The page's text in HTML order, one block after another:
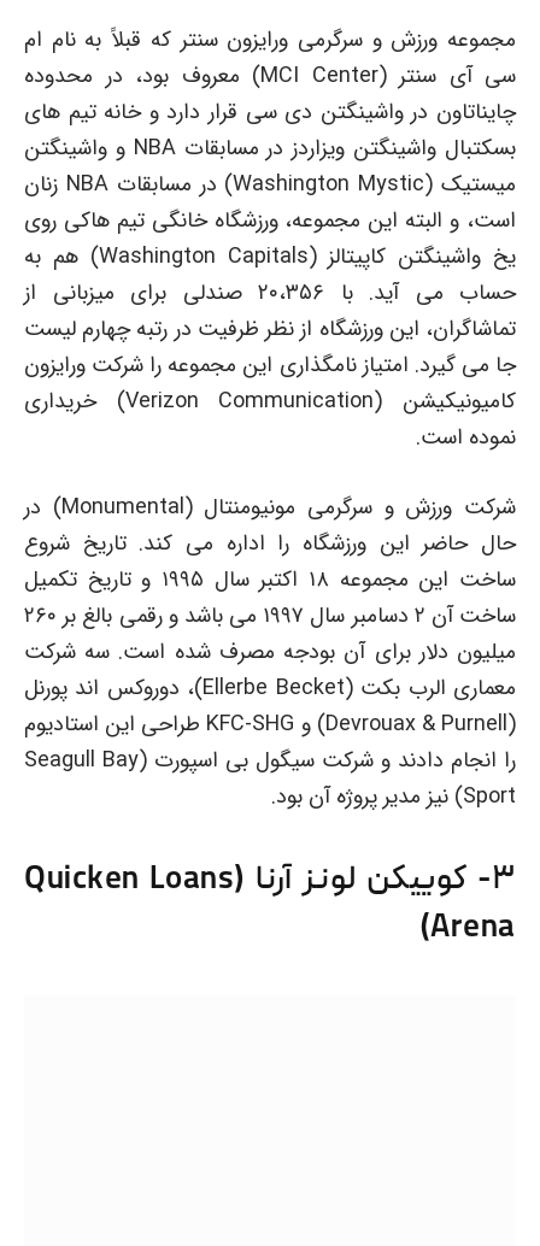
مجموعه ورزش و سرگرمی ورایزون سنتر که قبلاً به نام ام
سی آی سنتر (MCI Center) معروف بود، در محدوده
چایناتاون در واشینگتن دی سی قرار دارد و خانه تیم های
بسکتبال واشینگتن ویزاردز در مسابقات NBA و واشینگتن
میستیک (Washington Mystic) در مسابقات NBA زنان
است، و البته این مجموعه، ورزشگاه خانگی تیم هاکی روی
یخ واشینگتن کاپیتالز (Washington Capitals) هم به
حساب می آید. با ۲۰،۳۵۶ صندلی برای میزبانی از
تماشاگران، این ورزشگاه از نظر ظرفیت در رتبه چهارم لیست
جا می گیرد. امتیاز نامگذاری این مجموعه را شرکت ورایزون
کامیونیکیشن (Verizon Communication) خریداری
نموده است.
شرکت ورزش و سرگرمی مونیومنتال (Monumental) در
حال حاضر این ورزشگاه را اداره می کند. تاریخ شروع
ساخت این مجموعه ۱۸ اکتبر سال ۱۹۹۵ و تاریخ تکمیل
ساخت آن ۲ دسامبر سال ۱۹۹۷ می باشد و رقمی بالغ بر ۲۶۰
میلیون دلار برای آن بودجه مصرف شده است. سه شرکت
معماری الرب بکت (Ellerbe Becket)، دوروکس اند پورنل
(Devrouax & Purnell) و KFC-SHG طراحی این استادیوم
را انجام دادند و شرکت سیگول بی اسپورت (Seagull Bay
Sport) نیز مدیر پروژه آن بود.
۳- کوییکن لونز آرنا (Quicken Loans
Arena)